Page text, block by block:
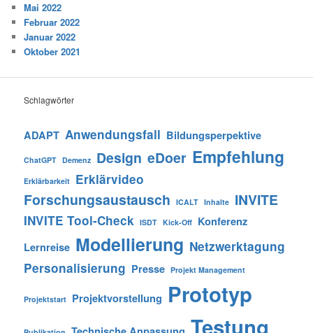
Mai 2022
Februar 2022
Januar 2022
Oktober 2021
Schlagwörter
ADAPT Anwendungsfall Bildungsperpektive
ChatGPT Demenz Design eDoer Empfehlung
Erklärbarkeit Erklärvideo
Forschungsaustausch ICALT Inhalte INVITE
INVITE Tool-Check ISDT Kick-Off Konferenz
Lernreise Modellierung Netzwerktagung
Personalisierung Presse Projekt Management
Projektstart Projektvorstellung Prototyp
Testung